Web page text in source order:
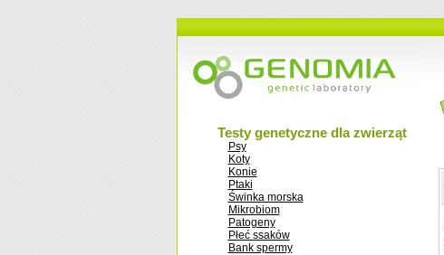
Testy genetyczne dla zwierząt
Psy
Koty
Konie
Ptaki
Świnka morska
Mikrobiom
Patogeny
Płeć ssaków
Bank spermy